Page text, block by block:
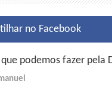
no Facebook
podemos fazer pela